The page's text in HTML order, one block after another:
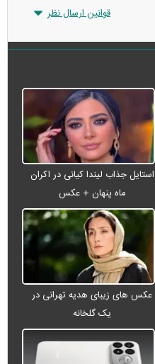
قوانین ارسال نظر
استایل جذاب لیندا کیانی در اکران
ماه پنهان + عکس
عکس های زیبای هدیه تهرانی در
یک گلخانه